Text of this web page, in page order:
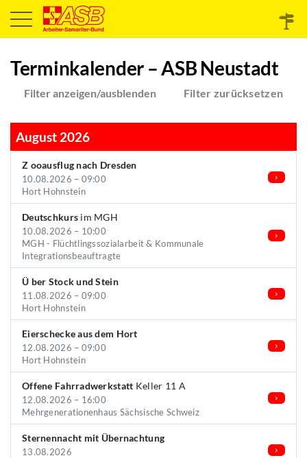
Terminkalender – ASB Neustadt
Filter anzeigen/ausblenden Filter zurücksetzen
August 2026
Z ooausflug nach Dresden
10.08.2026 – 09:00
Hort Hohnstein
Deutschkurs im MGH
10.08.2026 – 10:00
MGH - Flüchtlingssozialarbeit & Kommunale
Integrationsbeauftragte
Ü ber Stock und Stein
11.08.2026 – 09:00
Hort Hohnstein
Eierschecke aus dem Hort
12.08.2026 – 09:00
Hort Hohnstein
Offene Fahrradwerkstatt Keller 11 A
12.08.2026 – 16:00
Mehrgenerationenhaus Sächsische Schweiz
Sternennacht mit Übernachtung
13.08.2026